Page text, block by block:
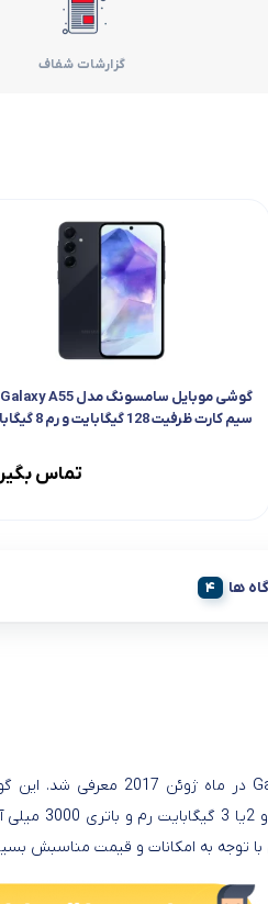
قهوه ساز
مایکروویو
مخلوط کن
همزن
هود
گزارشات شفاف
سیم کارت ظرفیت 128 گیگابایت و رم 8 گیگابایت
تماس
ها
با توجه به امکانات و قیمت مناسبش